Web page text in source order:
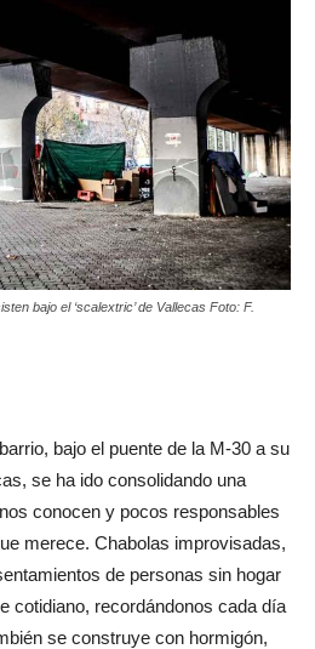
bajo el ‘scalextric’ de Vallecas Foto: F.
bajo el puente de la M-30 a su
se ha ido consolidando una
conocen y pocos responsables
merece. Chabolas improvisadas,
de personas sin hogar
cotidiano, recordándonos cada día
se construye con hormigón,